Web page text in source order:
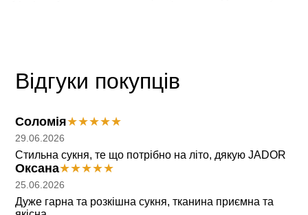
Відгуки покупців
Соломія★★★★★
29.06.2026
Стильна сукня, те що потрібно на літо, дякую JADOR
Оксана★★★★★
25.06.2026
Дуже гарна та розкішна сукня, тканина приємна та